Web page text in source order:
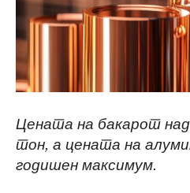
Цената на бакарот
тон, а цената на
годишен максимум.